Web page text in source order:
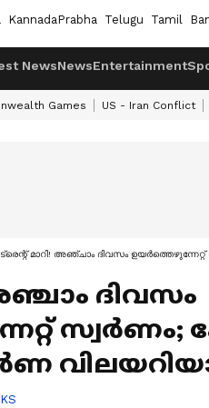
KannadaPrabha Telugu Tamil
NewsNewsEntertainment
Games US - Iran Conflict
ട്രെന്റ് മാറി! അഞ്ചാം ദിവസം
ദിവസം
സ്വർണം;